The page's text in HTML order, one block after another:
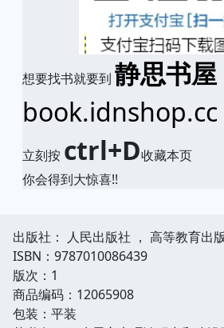
想要找书就要到 静思书屋
book.idnshop.cc
立刻按 ctrl+D收藏本页
你会得到大惊喜!!
出版社： 人民出版社 ， 高等教育出
ISBN：9787010086439
版次：1
商品编码：12065908
包装：平装